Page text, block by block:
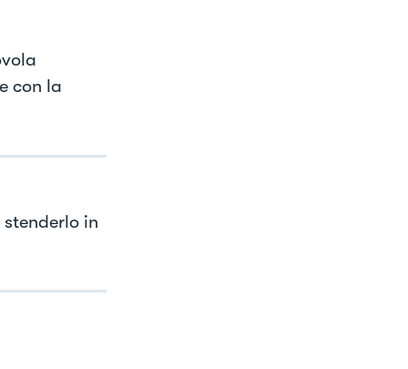
con la
in